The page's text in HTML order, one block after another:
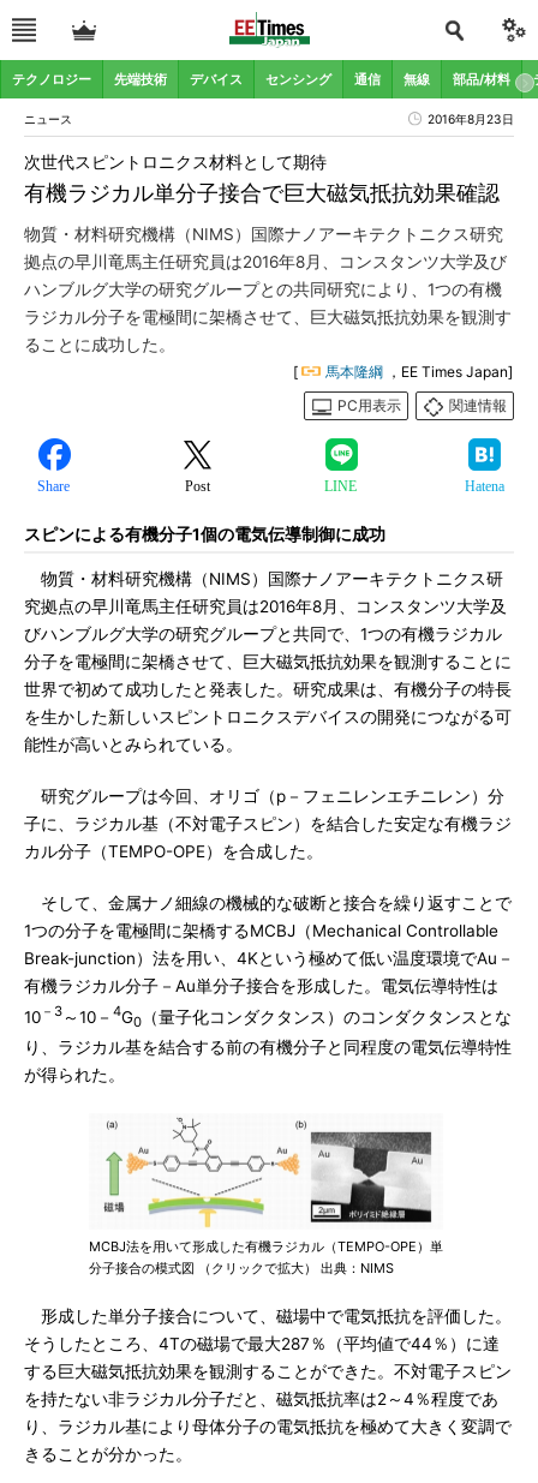
テクノロジー 先端技術 デバイス センシング 通信 無線 部品/材料
ニュース 2016年8月23日
有機ラジカル単分子接合で巨大磁気抵抗効果確認
次世代スピントロニクス材料として期待
物質・材料研究機構（NIMS）国際ナノアーキテクトニクス研究
拠点の早川竜馬主任研究員は2016年8月、コンスタンツ大学及び
ハンブルグ大学の研究グループとの共同研究により、1つの有機
ラジカル分子を電極間に架橋させて、巨大磁気抵抗効果を観測す
ることに成功した。
[ 馬本隆綱 ，EE Times Japan]
PC用表示
関連情報
Share Post LINE Hatena
スピンによる有機分子1個の電気伝導制御に成功
物質・材料研究機構（NIMS）国際ナノアーキテクトニクス研
究拠点の早川竜馬主任研究員は2016年8月、コンスタンツ大学及
びハンブルグ大学の研究グループと共同で、1つの有機ラジカル
分子を電極間に架橋させて、巨大磁気抵抗効果を観測することに
世界で初めて成功したと発表した。研究成果は、有機分子の特長
を生かした新しいスピントロニクスデバイスの開発につながる可
能性が高いとみられている。
研究グループは今回、オリゴ（p－フェニレンエチニレン）分
子に、ラジカル基（不対電子スピン）を結合した安定な有機ラジ
カル分子（TEMPO-OPE）を合成した。
そして、金属ナノ細線の機械的な破断と接合を繰り返すことで
1つの分子を電極間に架橋するMCBJ（Mechanical Controllable
Break-junction）法を用い、4Kという極めて低い温度環境でAu－
有機ラジカル分子－Au単分子接合を形成した。電気伝導特性は
10 －3 ～10－ 4G0 （量子化コンダクタンス）のコンダクタンスとな
り、ラジカル基を結合する前の有機分子と同程度の電気伝導特性
が得られた。
MCBJ法を用いて形成した有機ラジカル（TEMPO-OPE）単
分子接合の模式図 （クリックで拡大） 出典：NIMS
形成した単分子接合について、磁場中で電気抵抗を評価した。
そうしたところ、4Tの磁場で最大287％（平均値で44％）に達
する巨大磁気抵抗効果を観測することができた。不対電子スピン
を持たない非ラジカル分子だと、磁気抵抗率は2～4％程度であ
り、ラジカル基により母体分子の電気抵抗を極めて大きく変調で
きることが分かった。